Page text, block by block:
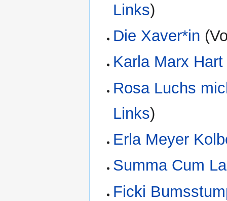
Links)
Die Xaver*in
Karla Marx Hart
Rosa Luchs
Links)
Erla Meyer
Summa Cum
Ficki